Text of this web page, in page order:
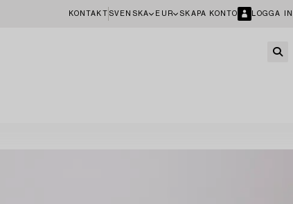
KONTAKT SVENSKA EUR SKAPA KONTO LOGGA IN